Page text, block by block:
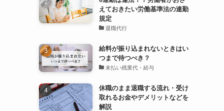
えておきたい労働基準法の連勤
規定
退職代行
給料が振り込まれないときはい
つまで待つべき？
未払い残業代・給与
休職のまま退職する流れ・受け
取れるお金やデメリットなどを
解説